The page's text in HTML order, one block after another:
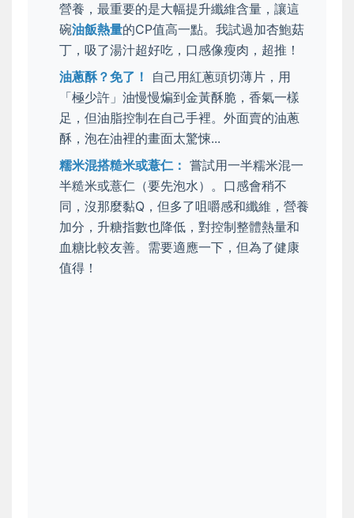
營養，最重要的是大幅提升纖維含量，讓這
碗油飯熱量的CP值高一點。我試過加杏鮑菇
丁，吸了湯汁超好吃，口感像瘦肉，超推！
油蔥酥？免了！
自己用紅蔥頭切薄片，用
「極少許」油慢慢煸到金黃酥脆，香氣一樣
足，但油脂控制在自己手裡。外面賣的油蔥
酥，泡在油裡的畫面太驚悚...
糯米混搭糙米或薏仁： 嘗試用一半糯米混一
半糙米或薏仁（要先泡水）。口感會稍不
同，沒那麼黏Q，但多了咀嚼感和纖維，營養
加分，升糖指數也降低，對控制整體熱量和
血糖比較友善。需要適應一下，但為了健康
值得！